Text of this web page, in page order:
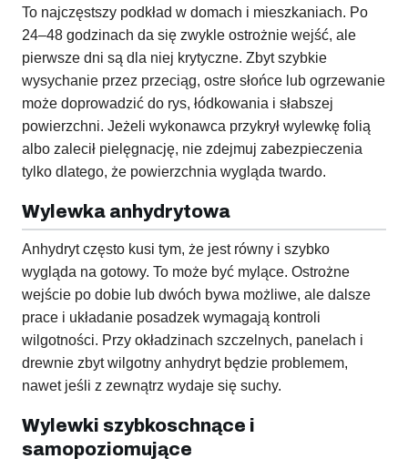
To najczęstszy podkład w domach i mieszkaniach. Po
24–48 godzinach da się zwykle ostrożnie wejść, ale
pierwsze dni są dla niej krytyczne. Zbyt szybkie
wysychanie przez przeciąg, ostre słońce lub ogrzewanie
może doprowadzić do rys, łódkowania i słabszej
powierzchni. Jeżeli wykonawca przykrył wylewkę folią
albo zalecił pielęgnację, nie zdejmuj zabezpieczenia
tylko dlatego, że powierzchnia wygląda twardo.
Wylewka anhydrytowa
Anhydryt często kusi tym, że jest równy i szybko
wygląda na gotowy. To może być mylące. Ostrożne
wejście po dobie lub dwóch bywa możliwe, ale dalsze
prace i układanie posadzek wymagają kontroli
wilgotności. Przy okładzinach szczelnych, panelach i
drewnie zbyt wilgotny anhydryt będzie problemem,
nawet jeśli z zewnątrz wydaje się suchy.
Wylewki szybkoschnące i
samopoziomujące